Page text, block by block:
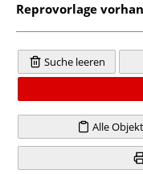
Reprovorlage
Suche leeren
Alle